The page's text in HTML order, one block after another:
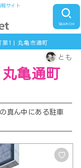
サイト
SEARCH
第1 | 丸亀市通町
とも
亀通町
真ん中にある駐車
♡